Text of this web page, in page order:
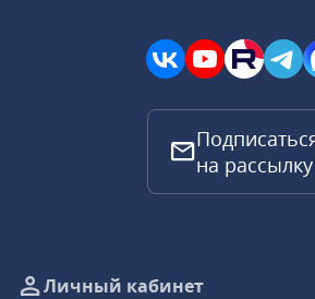
на рассылку
Личный кабинет